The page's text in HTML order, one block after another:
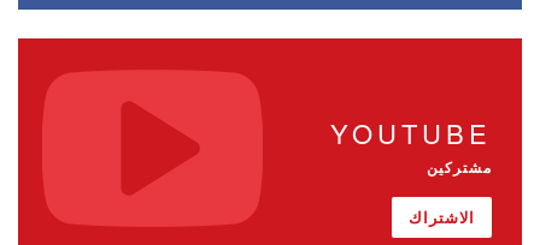
YOUTUBE
مشتركين
الاشتراك